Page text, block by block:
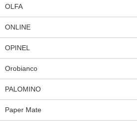
OLFA
ONLINE
OPINEL
Orobianco
PALOMINO
Paper Mate